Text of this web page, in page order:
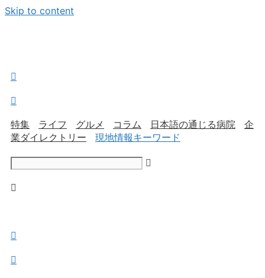
Skip to content
特集 ライフ グルメ コラム 日本語の通じる病院
企
業ダイレクトリー
現地情報キーワード